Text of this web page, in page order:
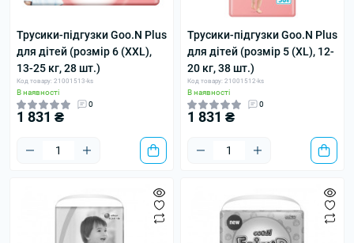
Трусики-підгузки Goo.N Plus
для дітей (розмір 6 (XXL),
13-25 кг, 28 шт.)
Код товару: 21001513-ks
В наявності
0
1 831 ₴
Трусики-підгузки Goo.N Plus
для дітей (розмір 5 (XL), 12-
20 кг, 38 шт.)
Код товару: 21001512-ks
В наявності
0
1 831 ₴